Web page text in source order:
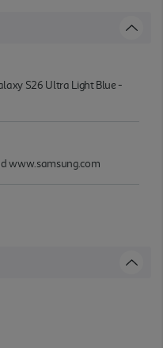
S26 Ultra Light Blue -
www.samsung.com